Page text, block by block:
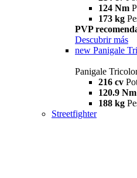
124 Nm
173 kg
PVP
Descubrir más
new Panigale
Panigale
216 cv
120.9 Nm
188 kg
Streetfighter